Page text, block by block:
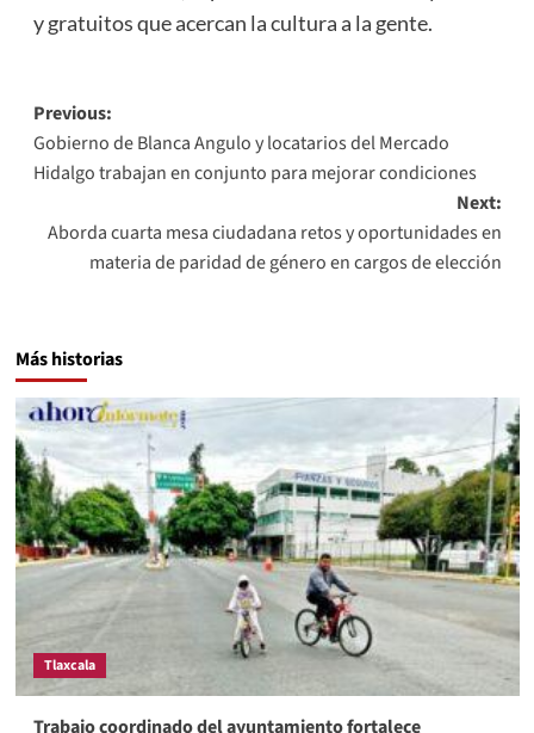
y gratuitos que acercan la cultura a la gente.
Post
navigation
Previous:
Gobierno de Blanca Angulo y locatarios del Mercado
Hidalgo trabajan en conjunto para mejorar condiciones
Next:
Aborda cuarta mesa ciudadana retos y oportunidades en
materia de paridad de género en cargos de elección
Más historias
Tlaxcala
Trabajo coordinado del ayuntamiento fortalece